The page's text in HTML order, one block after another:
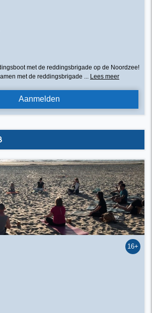
met de reddingsbrigade op de Noordzee!
met de reddingsbrigade ... Lees meer
Aanmelden
16+